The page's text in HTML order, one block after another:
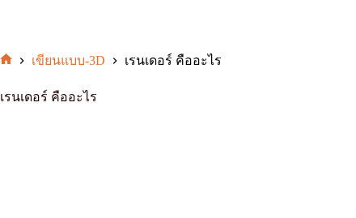
แรก
เขียนแบบ-3D เรนเดอร์ คืออะไร
เรนเดอร์ คืออะไร